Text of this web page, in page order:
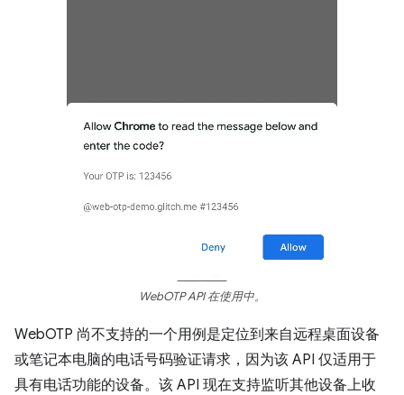
WebOTP API 在使用中。
WebOTP 尚不支持的一个用例是定位到来自远程桌面设备
或笔记本电脑的电话号码验证请求，因为该 API 仅适用于
具有电话功能的设备。该 API 现在支持监听其他设备上收